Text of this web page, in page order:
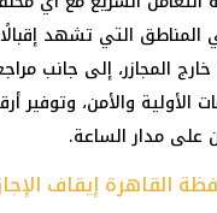
التي تشهد إقبالًا
المجازر، إلى جانب
الأولية والأمن، وتوفير
على مدار الساعة.
القاهرة إيقاف